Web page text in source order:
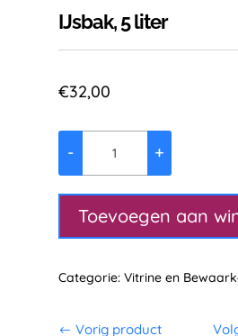
IJsbak, 5 liter
€32,00
liter
aantal
- +
Toevoegen aan
Categorie: Vitrine en
Vorig product